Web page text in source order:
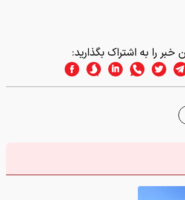
خبر را به اشتراک بگذارید: